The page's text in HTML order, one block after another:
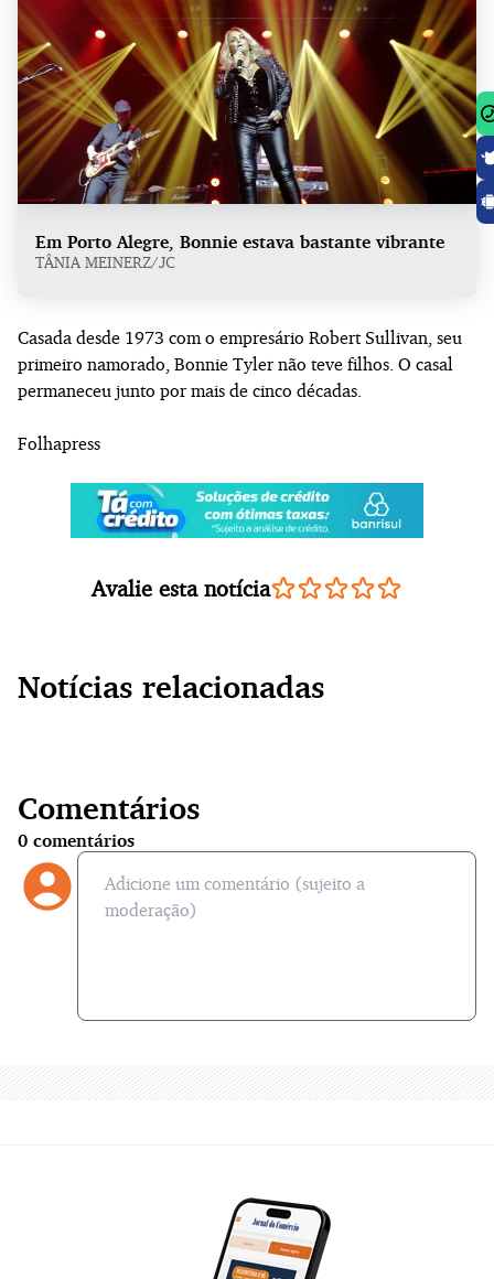
Em Porto Alegre, Bonnie estava bastante vibrante
TÂNIA MEINERZ/JC
Casada desde 1973 com o empresário Robert Sullivan, seu
primeiro namorado, Bonnie Tyler não teve filhos. O casal
permaneceu junto por mais de cinco décadas.
Folhapress
Avalie esta notícia
Notícias relacionadas
Comentários
0 comentários